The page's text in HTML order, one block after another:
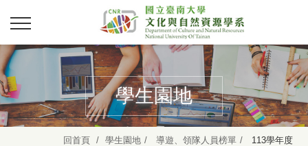
學生園地
回首頁 學生園地 導遊、領隊人員榜單 113學年度